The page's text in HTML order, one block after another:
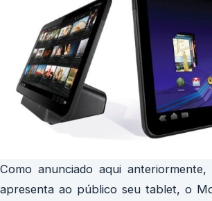
Como anunciado aqui
apresenta ao público seu tablet, o